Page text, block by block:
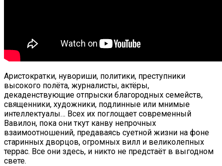
Аристократки, нувориши, политики, преступники
высокого полёта, журналисты, актёры,
декаденствующие отпрыски благородных семейств,
священники, художники, подлинные или мнимые
интеллектуалы… Всех их поглощает современный
Вавилон, пока они ткут канву непрочных
взаимоотношений, предаваясь суетной жизни на фоне
старинных дворцов, огромных вилл и великолепных
террас. Все они здесь, и никто не предстаёт в выгодном
свете.